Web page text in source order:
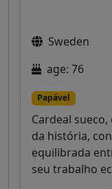
Sweden
age: 76
Papável
Cardeal
da história,
equilibrada
seu trabalho